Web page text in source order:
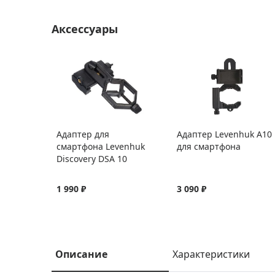
Аксессуары
Адаптер для
смартфона Levenhuk
Discovery DSA 10
1 990 ₽
Адаптер Levenhuk A10
для смартфона
3 090 ₽
Описание Характеристики